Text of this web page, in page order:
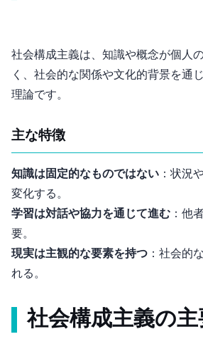
社会構成主義は、知識や概念が個人
く、社会的な関係や文化的背景を通
理論です。
主な特徴
知識は固定的なものではない ：状況
変化する。
学習は対話や協力を通じて進む ：他
要。
現実は主観的な要素を持つ ：社会的
れる。
社会構成主義の